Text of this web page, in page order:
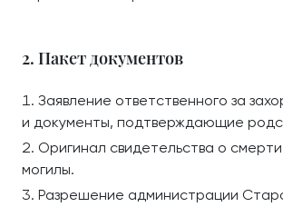
2. Пакет документов
Заявление ответственного за
и документы, подтверждающие
Оригинал свидетельства о
могилы.
Разрешение администрации